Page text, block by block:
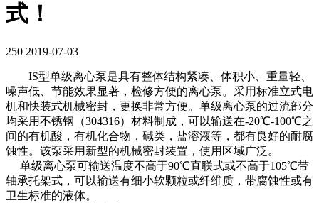
式！
250 2019-07-03
IS型单级离心泵是具有整体结构紧凑、体积小、重量轻、
噪声低、节能效果显著，检修方便的离心泵。采用标准立式电
机和快装式机械密封，更换非常方便。单级离心泵的过流部分
均采用不锈钢（304316）材料制成，可以输送在-20℃-100℃之
间的有机酸，有机化合物，碱类，盐溶液等，都有良好的耐腐
蚀性。该泵采用新型的机械密封装置，使用区域广泛。
单级离心泵可输送温度不高于90℃直联式或不高于105℃带
轴承托架式，可以输送有细小软颗粒或纤维质，带腐蚀性或有
卫生标准的液体。